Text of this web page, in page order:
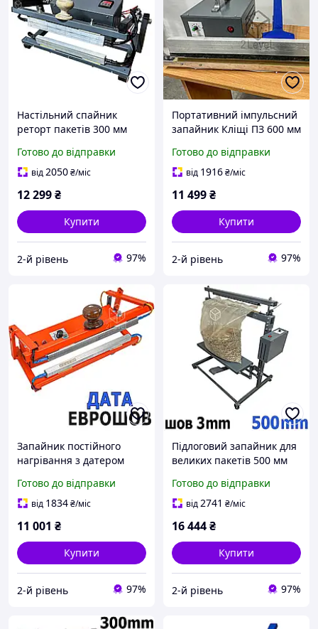
Настільний спайник
реторт пакетів 300 мм
запайник постійного
нагрівання Запайник
Готово до відправки
від2050₴/міс
12 299₴
Купити
2-й рівень 97%
Портативний імпульсний
запайник Кліщі ПЗ 600 мм
зварювач останнього
шва
Готово до відправки
від 1916₴/міс
11 499₴
Купити
2-й рівень 97%
Запайник постійного
нагрівання з датером
спайник пакетів із датою
Пайщик плівок
Готово до відправки
від 1834₴/міс
11 001 ₴
Купити
2-й рівень 97%
Підлоговий запайник для
великих пакетів 500 мм
нічно-пайчик НЗВ-500м
Запайковий підлоговий
Готово до відправки
від2741 ₴/міс
16 444₴
Купити
2-й рівень 97%